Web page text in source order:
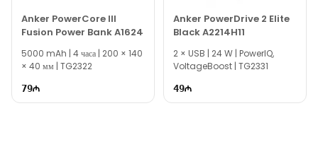
Anker PowerCore III
Fusion Power Bank A1624
5000 mAh | 4 часа | 200 × 140
× 40 мм | TG2322
79
Anker PowerDrive 2 Elite
Black A2214H11
2 × USB | 24 W | PowerIQ,
VoltageBoost | TG2331
49